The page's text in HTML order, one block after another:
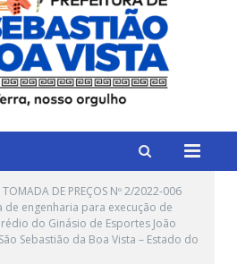
TOMADA DE PREÇOS Nº 2/2022-006
engenharia para execução de
do Ginásio de Esportes João
Sebastião da Boa Vista – Estado do